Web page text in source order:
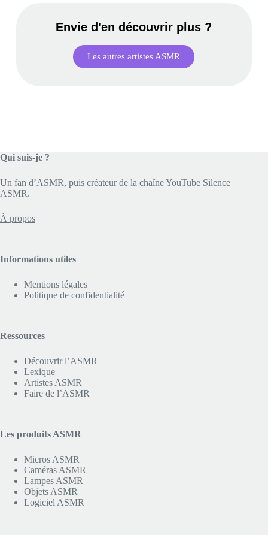
Envie d'en découvrir plus ?
Les autres artistes ASMR
Qui suis-je ?
Un fan d’ASMR, puis créateur de la chaîne YouTube Silence
ASMR.
À propos
Informations utiles
Mentions légales
Politique de confidentialité
Ressources
Découvrir l’ASMR
Lexique
Artistes ASMR
Faire de l’ASMR
Les produits ASMR
Micros ASMR
Caméras ASMR
Lampes ASMR
Objets ASMR
Logiciel ASMR